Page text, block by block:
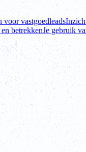
vastgoedleads
betrekkenJe gebruik